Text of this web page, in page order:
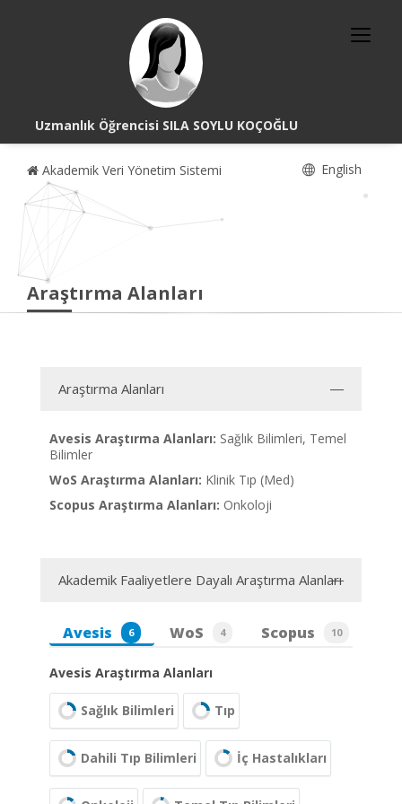
Uzmanlık Öğrencisi SILA SOYLU KOÇOĞLU
Akademik Veri Yönetim Sistemi English
Araştırma Alanları
Araştırma Alanları
Avesis Araştırma Alanları: Sağlık Bilimleri, Temel
Bilimler
WoS Araştırma Alanları: Klinik Tıp (Med)
Scopus Araştırma Alanları: Onkoloji
Akademik Faaliyetlere Dayalı Araştırma Alanları
Avesis 6 WoS 4 Scopus 10
Avesis Araştırma Alanları
Sağlık Bilimleri Tıp
Dahili Tıp Bilimleri İç Hastalıkları